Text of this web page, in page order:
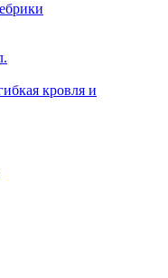
кровля и